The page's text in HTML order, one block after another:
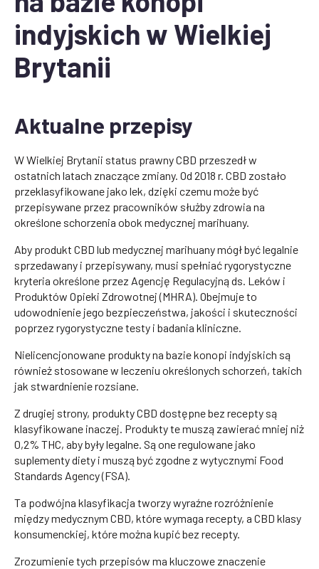
indyjskich w Wielkiej
Brytanii
Aktualne przepisy
W Wielkiej Brytanii status prawny CBD przeszedł w
ostatnich latach znaczące zmiany. Od 2018 r. CBD zostało
przeklasyfikowane jako lek, dzięki czemu może być
przepisywane przez pracowników służby zdrowia na
określone schorzenia obok medycznej marihuany.
Aby produkt CBD lub medycznej marihuany mógł być legalnie
sprzedawany i przepisywany, musi spełniać rygorystyczne
kryteria określone przez Agencję Regulacyjną ds. Leków i
Produktów Opieki Zdrowotnej (MHRA). Obejmuje to
udowodnienie jego bezpieczeństwa, jakości i skuteczności
poprzez rygorystyczne testy i badania kliniczne.
Nielicencjonowane produkty na bazie konopi indyjskich są
również stosowane w leczeniu określonych schorzeń, takich
jak stwardnienie rozsiane.
Z drugiej strony, produkty CBD dostępne bez recepty są
klasyfikowane inaczej. Produkty te muszą zawierać mniej niż
0,2% THC, aby były legalne. Są one regulowane jako
suplementy diety i muszą być zgodne z wytycznymi Food
Standards Agency (FSA).
Ta podwójna klasyfikacja tworzy wyraźne rozróżnienie
między medycznym CBD, które wymaga recepty, a CBD klasy
konsumenckiej, które można kupić bez recepty.
Zrozumienie tych przepisów ma kluczowe znaczenie